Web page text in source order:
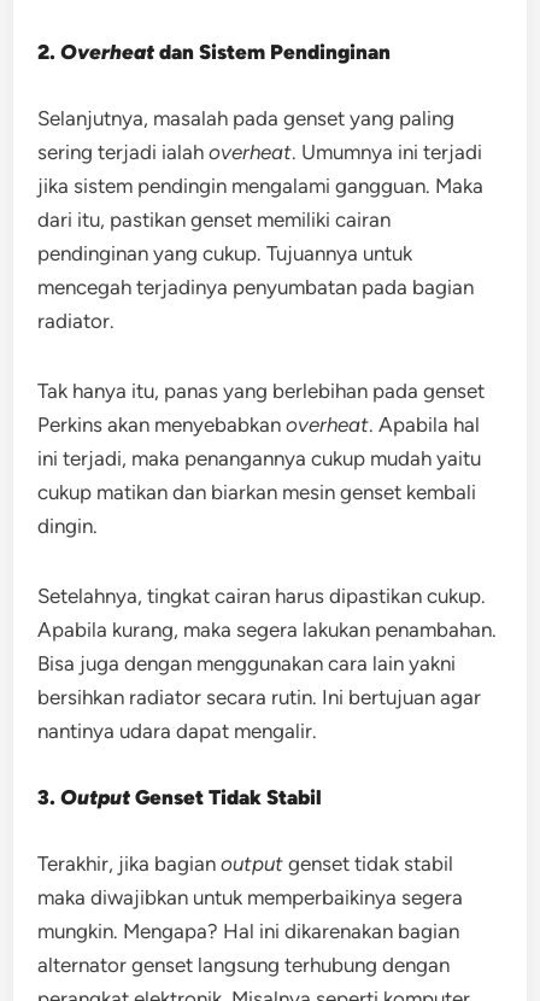
2.Overheat dan Sistem Pendinginan
Selanjutnya, masalah pada genset yang paling
sering terjadi ialahoverheat. Umumnya ini terjadi
jika sistem pendingin mengalami gangguan. Maka
dari itu, pastikan genset memiliki cairan
pendinginan yang cukup. Tujuannya untuk
mencegah terjadinya penyumbatan pada bagian
radiator.
Tak hanya itu, panas yang berlebihan pada genset
Perkins akan menyebabkanoverheat. Apabila hal
ini terjadi, maka penangannya cukup mudah yaitu
cukup matikan dan biarkan mesin genset kembali
dingin.
Setelahnya, tingkat cairan harus dipastikan cukup.
Apabila kurang, maka segera lakukan penambahan.
Bisa juga dengan menggunakan cara lain yakni
bersihkan radiator secara rutin. Ini bertujuan agar
nantinya udara dapat mengalir.
3.Output Genset Tidak Stabil
Terakhir, jika bagianoutput genset tidak stabil
maka diwajibkan untuk memperbaikinya segera
mungkin. Mengapa? Hal ini dikarenakan bagian
alternator genset langsung terhubung dengan